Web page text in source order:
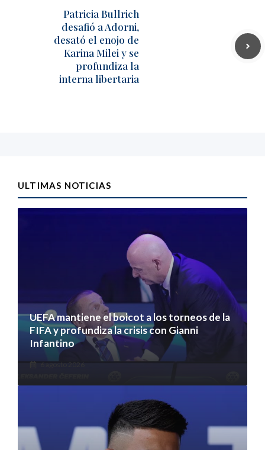
Patricia Bullrich
desafió a Adorni,
desató el enojo de
Karina Milei y se
profundiza la
interna libertaria
ULTIMAS NOTICIAS
UEFA mantiene el boicot a los torneos de la
FIFA y profundiza la crisis con Gianni
Infantino
6 agosto 2026